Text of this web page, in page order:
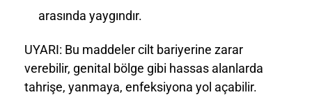
arasında yaygındır.
UYARI: Bu maddeler cilt bariyerine zarar
verebilir, genital bölge gibi hassas alanlarda
tahrişe, yanmaya, enfeksiyona yol açabilir.